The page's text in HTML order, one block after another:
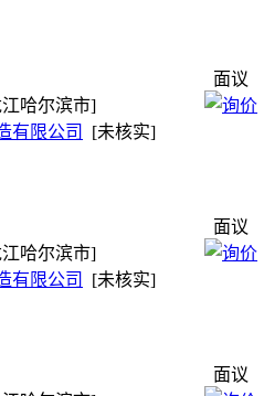
哈尔滨市]
有限公司
[未核实]
面议
哈尔滨市]
有限公司
[未核实]
面议
面议